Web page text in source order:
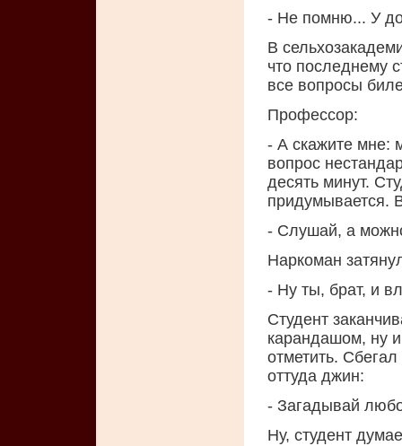
- Hе помню... У
В
что последнему
все вопросы
Профессор:
- А скажите мне:
вопрос
десять минут.
придумывается.
- Слушай, а
Наркоман
- Ну ты, брат, и
Студент
карандашом, ну
отметить.
оттуда джин:
- Загадывай
Ну, студент